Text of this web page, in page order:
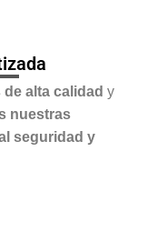
alta calidad y
nuestras
seguridad y